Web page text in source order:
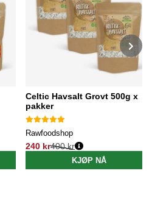
Celtic Havsalt Grovt 500g x
pakker
Rawfoodshop
240 kr
Vanlig pris:
400 kr
KJØP NÅ